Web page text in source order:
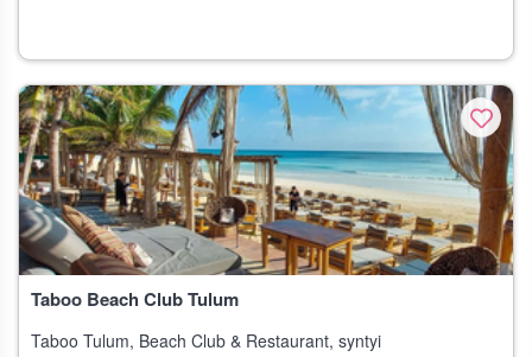
Taboo Beach Club Tulum
Taboo Tulum, Beach Club & Restaurant, syntyi